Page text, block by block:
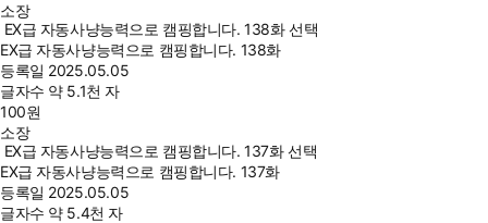
소장
EX급 자동사냥능력으로 캠핑합니다. 138화 선택
EX급 자동사냥능력으로 캠핑합니다. 138화
등록일 2025.05.05
글자수 약 5.1천 자
100원
소장
EX급 자동사냥능력으로 캠핑합니다. 137화 선택
EX급 자동사냥능력으로 캠핑합니다. 137화
등록일 2025.05.05
글자수 약 5.4천 자